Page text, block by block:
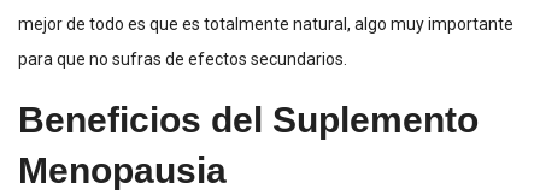
mejor de todo es que es totalmente natural, algo muy importante
para que no sufras de efectos secundarios.
Beneficios del Suplemento
Menopausia